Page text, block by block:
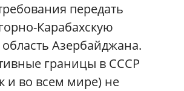
передать
Карабахскую
Азербайджана.
границы в СССР
и во всем мире) не